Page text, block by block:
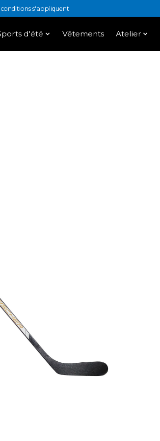
conditions s'appliquent
d'été Vêtements Atelier